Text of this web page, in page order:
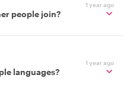
1 year ago
people join?
1 year ago
languages?